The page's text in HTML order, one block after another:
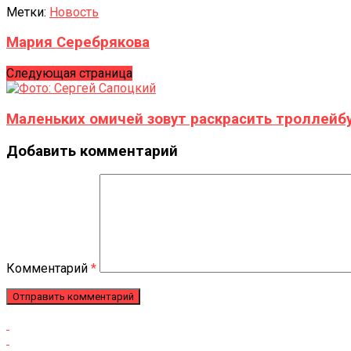
Метки: Новость
Мария Серебрякова
Следующая страница
Маленьких омичей зовут раскрасить
Добавить комментарий
Комментарий *